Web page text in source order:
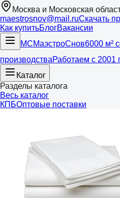
Москва и Московская
maestrosnov@mail.ruСкачать
Как купитьБлогВакансии
МСМаэстроСнов6000 м²
производстваРаботаем с 2001
Каталог
Разделы каталога
Весь каталог
КПБОптовые поставки